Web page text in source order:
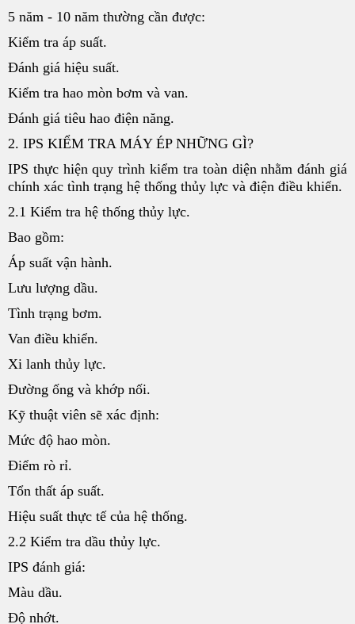
5 năm - 10 năm thường cần được:
Kiểm tra áp suất.
Đánh giá hiệu suất.
Kiểm tra hao mòn bơm và van.
Đánh giá tiêu hao điện năng.
2. IPS KIỂM TRA MÁY ÉP NHỮNG GÌ?
IPS thực hiện quy trình kiểm tra toàn diện nhằm đánh giá
chính xác tình trạng hệ thống thủy lực và điện điều khiển.
2.1 Kiểm tra hệ thống thủy lực.
Bao gồm:
Áp suất vận hành.
Lưu lượng dầu.
Tình trạng bơm.
Van điều khiển.
Xi lanh thủy lực.
Đường ống và khớp nối.
Kỹ thuật viên sẽ xác định:
Mức độ hao mòn.
Điểm rò rỉ.
Tổn thất áp suất.
Hiệu suất thực tế của hệ thống.
2.2 Kiểm tra dầu thủy lực.
IPS đánh giá:
Màu dầu.
Độ nhớt.